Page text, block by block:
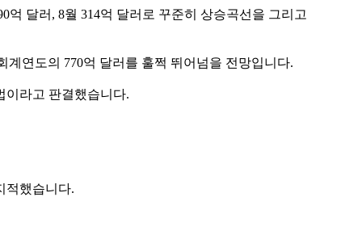
억 달러, 8월 314억 달러로 꾸준히 상승곡선을 그리고
연도의 770억 달러를 훌쩍 뛰어넘을 전망입니다.
이라고 판결했습니다.
적했습니다.